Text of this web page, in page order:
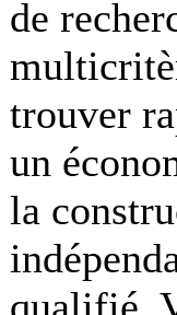
de
trouver
un
la
qualifié.